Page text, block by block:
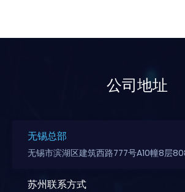
公司地址
无锡总部
无锡市滨湖区建筑西路777号A10幢8层
苏州联系方式